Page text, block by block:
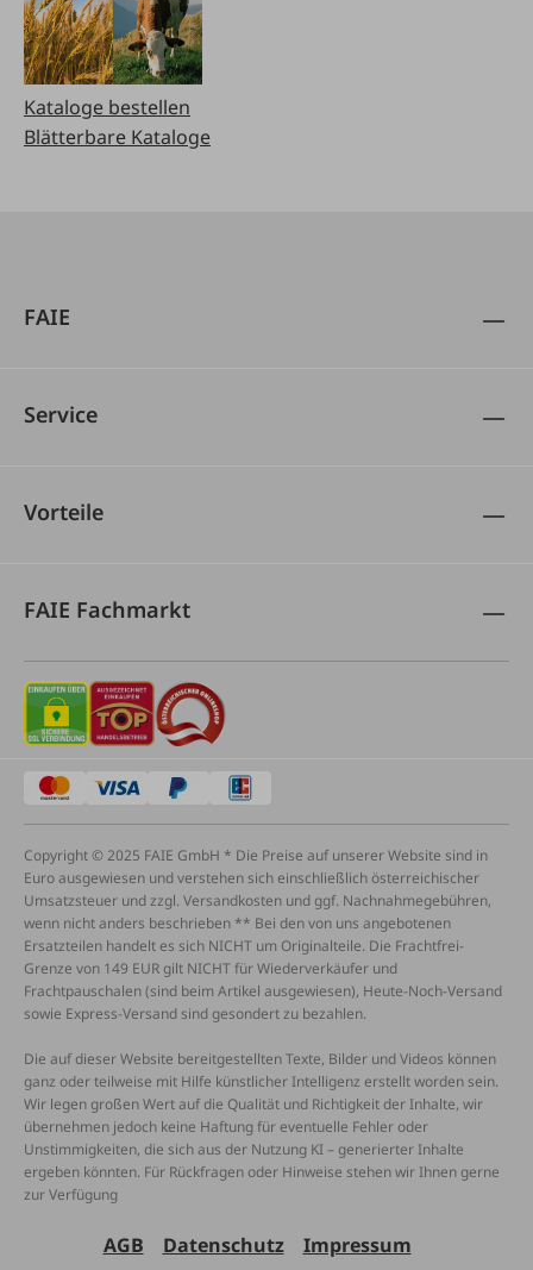
Kataloge bestellen
Blätterbare Kataloge
FAIE
Service
Vorteile
FAIE Fachmarkt
Copyright © 2025 FAIE GmbH * Die Preise auf unserer Website sind in
Euro ausgewiesen und verstehen sich einschließlich österreichischer
Umsatzsteuer und zzgl. Versandkosten und ggf. Nachnahmegebühren,
wenn nicht anders beschrieben ** Bei den von uns angebotenen
Ersatzteilen handelt es sich NICHT um Originalteile. Die Frachtfrei-
Grenze von 149 EUR gilt NICHT für Wiederverkäufer und
Frachtpauschalen (sind beim Artikel ausgewiesen), Heute-Noch-Versand
sowie Express-Versand sind gesondert zu bezahlen.
Die auf dieser Website bereitgestellten Texte, Bilder und Videos können
ganz oder teilweise mit Hilfe künstlicher Intelligenz erstellt worden sein.
Wir legen großen Wert auf die Qualität und Richtigkeit der Inhalte, wir
übernehmen jedoch keine Haftung für eventuelle Fehler oder
Unstimmigkeiten, die sich aus der Nutzung KI – generierter Inhalte
ergeben könnten. Für Rückfragen oder Hinweise stehen wir Ihnen gerne
zur Verfügung
AGB Datenschutz Impressum